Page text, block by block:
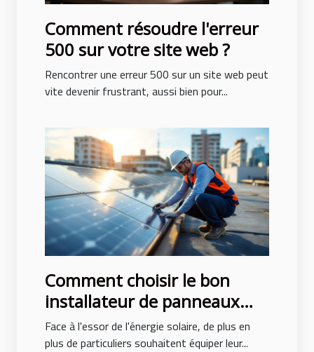
Comment résoudre l'erreur
500 sur votre site web ?
Rencontrer une erreur 500 sur un site web peut
vite devenir frustrant, aussi bien pour...
Comment choisir le bon
installateur de panneaux
solaires ?
Face à l'essor de l'énergie solaire, de plus en
plus de particuliers souhaitent équiper leur...